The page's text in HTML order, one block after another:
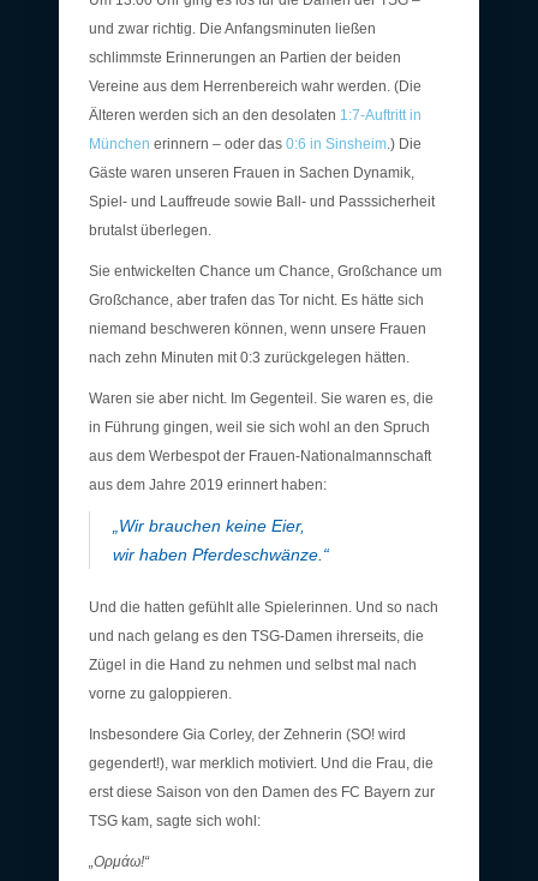
und zwar richtig. Die Anfangsminuten ließen
schlimmste Erinnerungen an Partien der beiden
Vereine aus dem Herrenbereich wahr werden. (Die
Älteren werden sich an den desolaten 1:7-Auftritt in
München erinnern – oder das 0:6 in Sinsheim.) Die
Gäste waren unseren Frauen in Sachen Dynamik,
Spiel- und Lauffreude sowie Ball- und Passsicherheit
brutalst überlegen.
Sie entwickelten Chance um Chance, Großchance um
Großchance, aber trafen das Tor nicht. Es hätte sich
niemand beschweren können, wenn unsere Frauen
nach zehn Minuten mit 0:3 zurückgelegen hätten.
Waren sie aber nicht. Im Gegenteil. Sie waren es, die
in Führung gingen, weil sie sich wohl an den Spruch
aus dem Werbespot der Frauen-Nationalmannschaft
aus dem Jahre 2019 erinnert haben:
„Wir brauchen keine Eier,
wir haben Pferdeschwänze.“
Und die hatten gefühlt alle Spielerinnen. Und so nach
und nach gelang es den TSG-Damen ihrerseits, die
Zügel in die Hand zu nehmen und selbst mal nach
vorne zu galoppieren.
Insbesondere Gia Corley, der Zehnerin (SO! wird
gegendert!), war merklich motiviert. Und die Frau, die
erst diese Saison von den Damen des FC Bayern zur
TSG kam, sagte sich wohl:
„Ορμάω!“